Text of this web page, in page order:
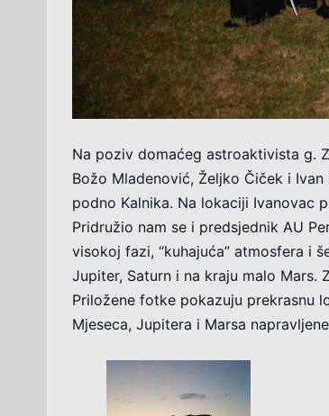
Na poziv domaćeg astroaktivista g.
Božo Mladenović, Željko Čiček i
podno Kalnika. Na lokaciji Ivanovac
Pridružio nam se i predsjednik AU
visokoj fazi, “kuhajuća” atmosfera i
Jupiter, Saturn i na kraju malo Mars.
Priložene fotke pokazuju prekrasnu
Mjeseca, Jupitera i Marsa